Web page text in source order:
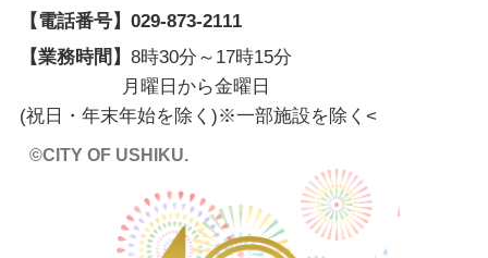
【電話番号】 029-873-2111
【業務時間】 8時30分～17時15分
月曜日から金曜日
(祝日・年末年始を除く)※一部施設を除く <
©CITY OF USHIKU.